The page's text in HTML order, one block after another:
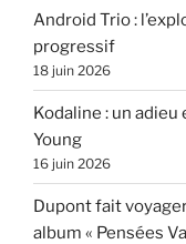
Android Trio :
progressif
18 juin 2026
Kodaline : un
Young
16 juin 2026
Dupont fait
album « Pensées